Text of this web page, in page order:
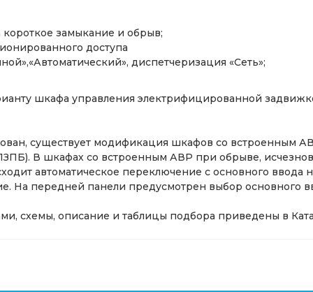
замыкание и обрыв;
доступа
диспетчеризация «Сеть»;
шкафа управления электрифицированной
существует модификация шкафов со встроенным
В шкафах со встроенным АВР при обрыве,
автоматическое переключение с основного ввода
На передней панели предусмотрен выбор основного
схемы, описание и таблицы подбора приведены в